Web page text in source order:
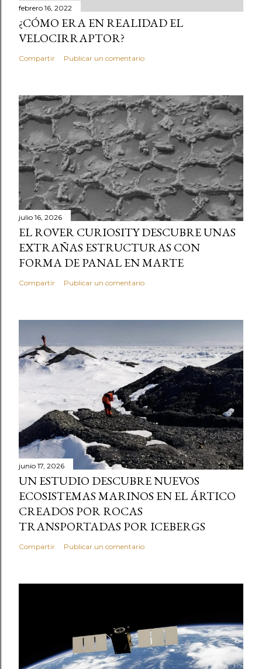
febrero 16, 2022
¿CÓMO ERA EN REALIDAD EL
VELOCIRRAPTOR?
Compartir Publicar un comentario
julio 16, 2026
EL ROVER CURIOSITY DESCUBRE UNAS
EXTRAÑAS ESTRUCTURAS CON
FORMA DE PANAL EN MARTE
Compartir Publicar un comentario
junio 17, 2026
UN ESTUDIO DESCUBRE NUEVOS
ECOSISTEMAS MARINOS EN EL ÁRTICO
CREADOS POR ROCAS
TRANSPORTADAS POR ICEBERGS
Compartir Publicar un comentario